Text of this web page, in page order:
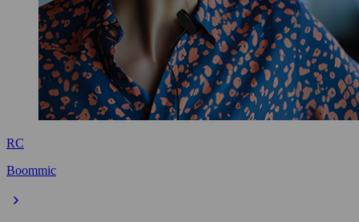
RC
Boommic